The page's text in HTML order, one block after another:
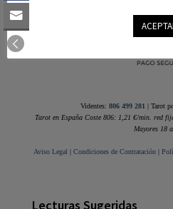
Videntes: 806 499 281 | Tarot
Tarot en España Coste 806: 1,21 €/min. red
Mayores 18
Aviso Legal | Condiciones de Contratación|
Lecturas Sugeridas